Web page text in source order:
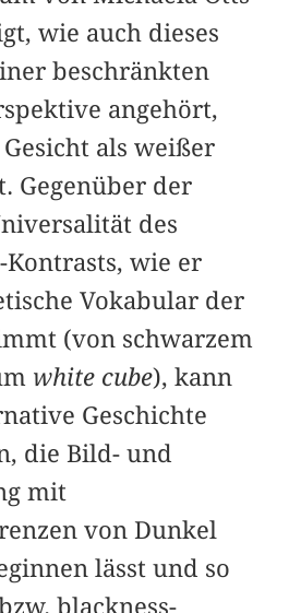
wie auch dieses
beschränkten
angehört,
als weißer
Gegenüber der
des
Kontrasts, wie er
Vokabular der
(von schwarzem
white cube), kann
Geschichte
die Bild- und
mit
von Dunkel
lässt und so
blackness-